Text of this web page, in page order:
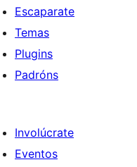
Escaparate
Temas
Plugins
Padróns
Involúcrate
Eventos